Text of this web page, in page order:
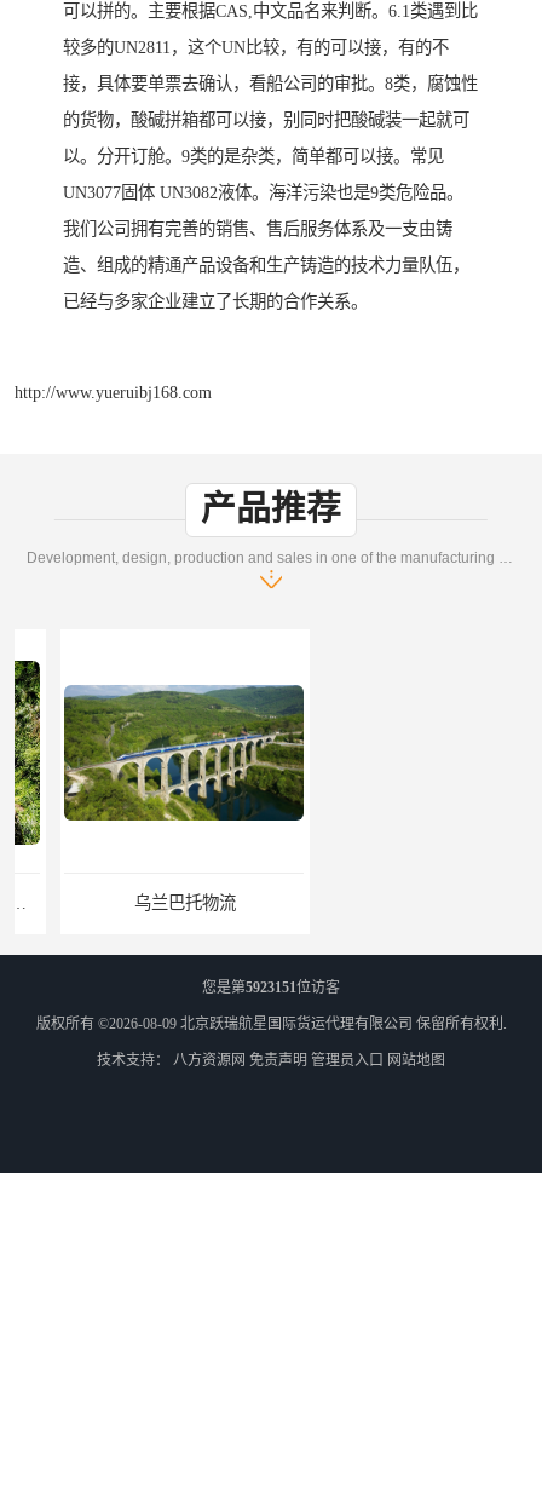
可以拼的。主要根据CAS,中文品名来判断。6.1类遇到比
较多的UN2811，这个UN比较，有的可以接，有的不
接，具体要单票去确认，看船公司的审批。8类，腐蚀性
的货物，酸碱拼箱都可以接，别同时把酸碱装一起就可
以。分开订舱。9类的是杂类，简单都可以接。常见
UN3077固体 UN3082液体。海洋污染也是9类危险品。
我们公司拥有完善的销售、售后服务体系及一支由铸
造、组成的精通产品设备和生产铸造的技术力量队伍，
已经与多家企业建立了长期的合作关系。
http://www.yueruibj168.com
产品推荐
Development, design, production and sales in one of the manufacturing enterprises
乌兰巴托物流
您是第5923151位访客
版权所有 ©2026-08-09 北京跃瑞航星国际货运代理有限公司 保留所有权利.
技术支持： 八方资源网 免责声明 管理员入口 网站地图